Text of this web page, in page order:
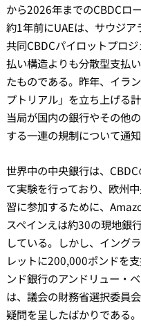
から2026年までのCBDCロ
約1年前にUAEは、サウジ
共同CBDCパイロットプロ
払い構造よりも分散型支払
たものである。昨年、イラ
プトリアル」を立ち上げる
当局が国内の銀行やその他
する一連の規制について通
世界中の中央銀行は、
て実験を行っており、欧州
習に参加するために、
スペインえは約30の現地銀
している。しかし、イング
レットに200,000ポンドを
ンド銀行のアンドリュー・
は、議会の財務省選択委員
疑問を呈したばかりである。